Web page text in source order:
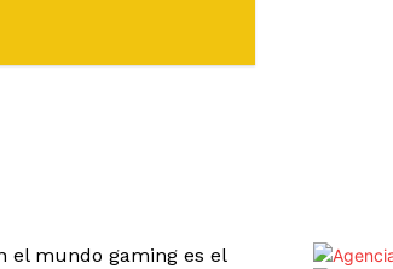
el mundo gaming es el